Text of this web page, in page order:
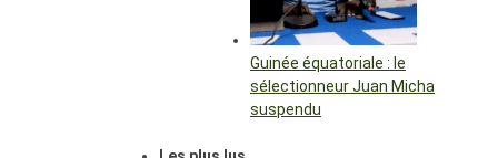
Guinée équatoriale : le
sélectionneur Juan Micha
suspendu